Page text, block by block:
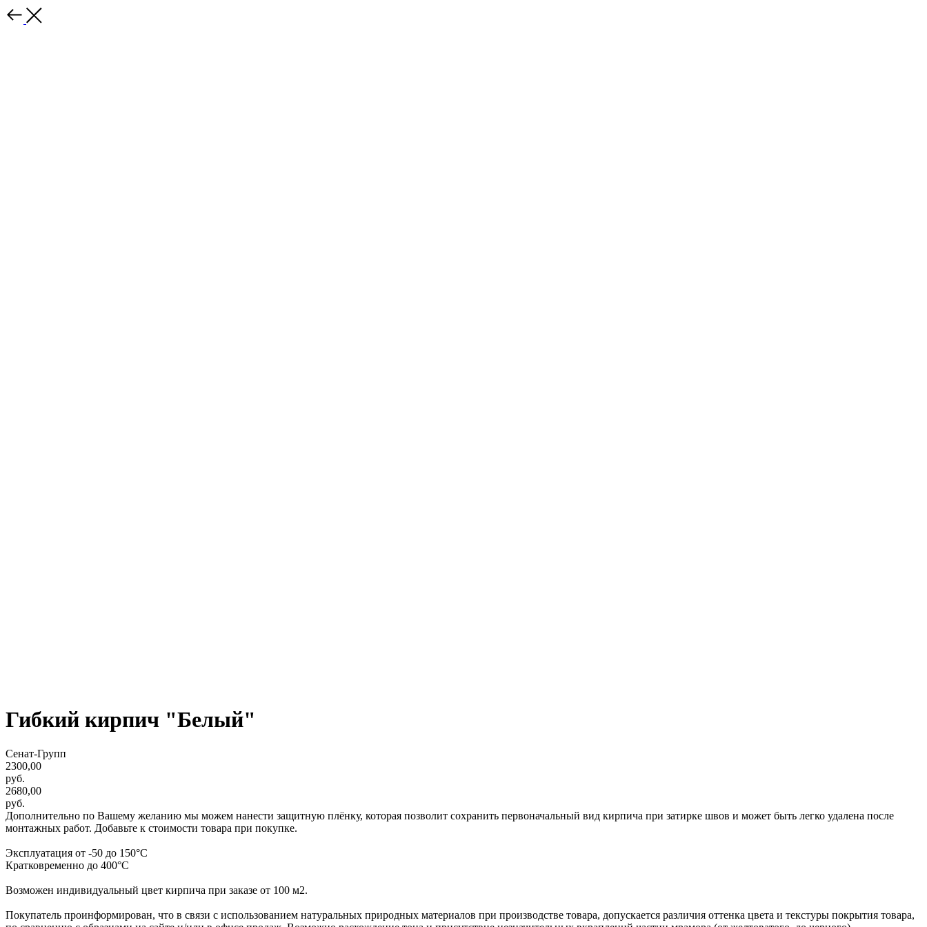
Гибкий кирпич "Белый"
Сенат-Групп
2300,00
руб.
2680,00
руб.
Дополнительно по Вашему желанию мы можем нанести защитную плёнку, которая позволит сохранить первоначальный вид кирпича при затирке швов и может быть легко удалена после
монтажных работ. Добавьте к стоимости товара при покупке.
Эксплуатация от -50 до 150°С
Кратковременно до 400°С
Возможен индивидуальный цвет кирпича при заказе от 100 м2.
Покупатель проинформирован, что в связи с использованием натуральных природных материалов при производстве товара, допускается различия оттенка цвета и текстуры покрытия товара,